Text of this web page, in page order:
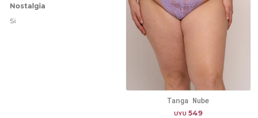
Tanga Nube
UYU 549
Nostalgia
Si